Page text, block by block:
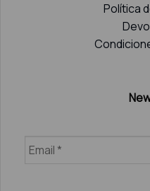
Política